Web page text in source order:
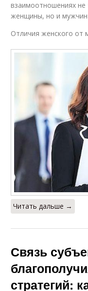
взаимоотношениях
женщины, но и
Отличия женского от
Читать дальше →
Связь
стратегий: